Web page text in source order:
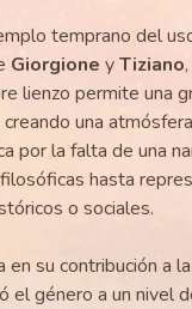
temprano del
Giorgione yTiziano
lienzo permite una
una
por la falta de una
hasta
o sociales.
en su contribución a
el género a un nivel